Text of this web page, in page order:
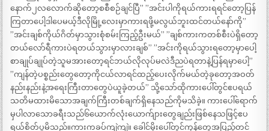
နောက်၂လလောက်ဆိုတော့စစီစဉ်ချင်ပြီ” ”အင်းပါကိုရယ်ကားရရင်တော့ပြန်
ကြတာပေါ့ဒါပေမယ့်ဒီလိုမြို့လေးမှာကားရဖို့မလွယ်ဘူးထင်တယ်နော်ကို”
”အင်းချစ်ကိုယ်ဂိတ်မှာသွားစုံစမ်းကြည့်ဦးမယ်” ”ချစ်ကားကတစ်စီးပဲရှိတော့
တယ်လော်ရီကားပဲရတယ်သွားမှာလားချစ်” ”အင်းကိုရယ်သွားရတော့မှာပေါ့
စာချုပ်ချုပ်တဲ့သူမအားတော့ရင်ဘယ်လိုလုပ်မလဲဒီညပဲရတာနဲ့ပြန်ရမှာပေါ့”
”ကျန်တဲ့ပစ္စည်းတွေတော့ကိုငယ်လာရင်ထည့်ပေးလိုက်မယ်တဲ့ခုတော့အဝတ်
နည်းနည်းနဲ့အရေးကြီးတာတွေပဲယူခဲ့တယ်” သို့သော်ထိုကားပေါ်တွင်ဧပရယ်
သတိမထားမိသောအချက်ကြီးတစ်ချက်ရှိနေသည်ကိုမသိခဲ့။ ကားပေါ်ရောက်
မှပါလာသောခရီးသည်၆ယောက်လုံးယောက်ျားတွေချည်းဖြစ်နေသဖြင့်ဧပ
ရယ်စိတ်ပူမိသည်။ကားကခပ်ကျဲကျဲ။ ခေါင်မိုးပေါ်တွင်ကုန်တွေအပြည့်တင်